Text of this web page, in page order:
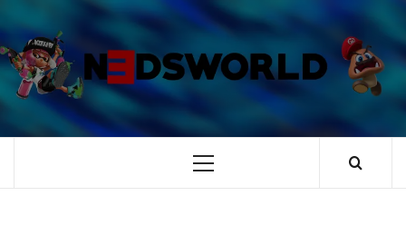
al
contenido
TUS ESPECIALISTAS EN NINTENDO
Menú